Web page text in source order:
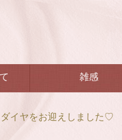
雑感
イヤをお迎えしました♡